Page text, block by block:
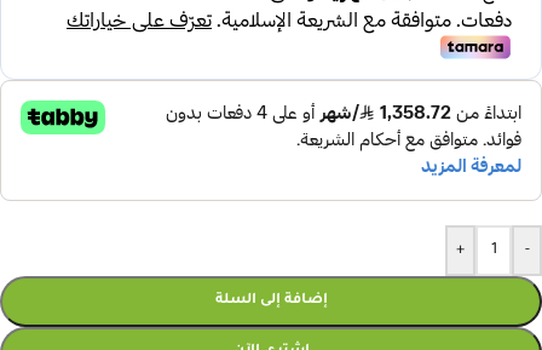
-
+
إضافة إلى السلة